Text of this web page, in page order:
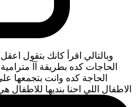
وبالتالي اقرأ كانك بتقول
الحاجات كده بطريقة آآ
الحاجة كده وانت بتجمعها
الاطفال اللي احنا بنديها